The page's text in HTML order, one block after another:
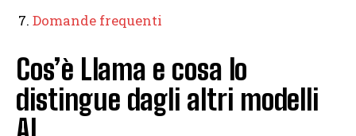
Domande frequenti
Cos’è Llama e cosa lo
distingue dagli altri modelli